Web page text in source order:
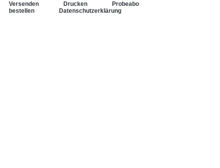
Versenden Drucken
Probeabo
bestellen
Datenschutzerklärung